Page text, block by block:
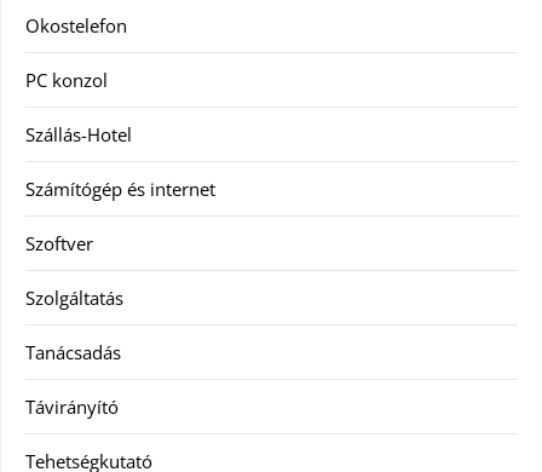
Okostelefon
PC konzol
Szállás-Hotel
Számítógép és internet
Szoftver
Szolgáltatás
Tanácsadás
Távirányító
Tehetségkutató